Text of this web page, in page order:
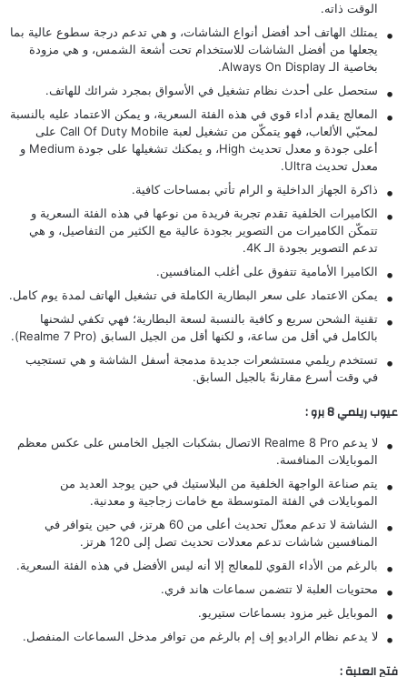
الوقت ذاته.
يمتلك الهاتف أحد أفضل أنواع الشاشات، و هي تدعم درجة سطوع عالية بما
يجعلها من أفضل الشاشات للاستخدام تحت أشعة الشمس، و هي مزودة
بخاصية الـ Always On Display.
ستحصل على أحدث نظام تشغيل في الأسواق بمجرد شرائك للهاتف.
المعالج يقدم أداء قوي في هذه الفئة السعرية، و يمكن الاعتماد عليه بالنسبة
لمحبّي الألعاب، فهو يتمكّن من تشغيل لعبة Call Of Duty Mobile على
أعلى جودة و معدل تحديث High، و يمكنك تشغيلها على جودة Medium و
معدل تحديث Ultra.
ذاكرة الجهاز الداخلية و الرام تأتي بمساحات كافية.
الكاميرات الخلفية تقدم تجربة فريدة من نوعها في هذه الفئة السعرية و
تتمكّن الكاميرات من التصوير بجودة عالية مع الكثير من التفاصيل، و هي
تدعم التصوير بجودة الـ 4K.
الكاميرا الأمامية تتفوق على أغلب المنافسين.
يمكن الاعتماد على سعر البطارية الكاملة في تشغيل الهاتف لمدة يوم كامل.
تقنية الشحن سريع و كافية بالنسبة لسعة البطارية؛ فهي تكفي لشحنها
بالكامل في أقل من ساعة، و لكنها أقل من الجيل السابق (Realme 7 Pro
).
تستخدم ريلمي مستشعرات جديدة مدمجة أسفل الشاشة و هي تستجيب
في وقت أسرع مقارنةً بالجيل السابق.
عيوب ريلمي 8 برو :
لا يدعم Realme 8 Pro الاتصال بشكبات الجيل الخامس على عكس معظم
الموبايلات المنافسة.
يتم صناعة الواجهة الخلفية من البلاستيك في حين يوجد العديد من
الموبايلات في الفئة المتوسطة مع خامات زجاجية و معدنية.
الشاشة لا تدعم معدّل تحديث أعلى من 60 هرتز، في حين يتوافر في
المنافسين شاشات تدعم معدلات تحديث تصل إلى 120 هرتز.
بالرغم من الأداء القوي للمعالج إلا أنه ليس الأفضل في هذه الفئة السعرية.
محتويات العلبة لا تتضمن سماعات هاند فري.
الموبايل غير مزود بسماعات ستيريو.
لا يدعم نظام الراديو إف إم بالرغم من توافر مدخل السماعات المنفصل.
فتح العلبة :